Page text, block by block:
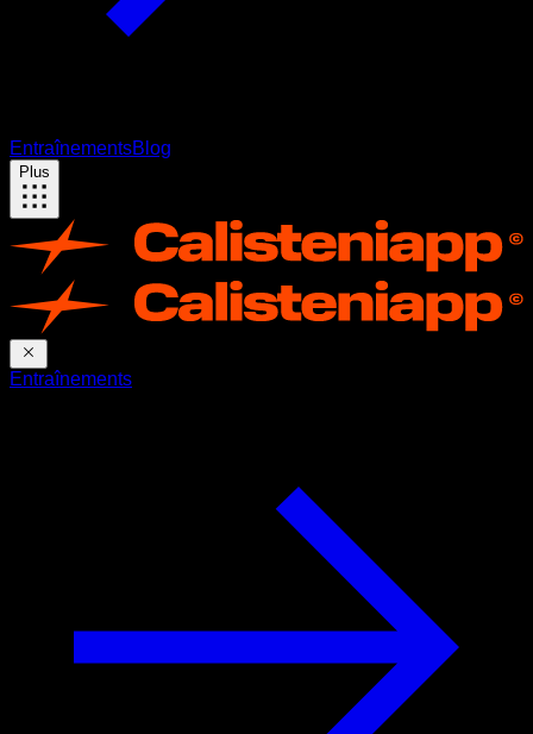
EntraînementsBlog
Plus
Entraînements